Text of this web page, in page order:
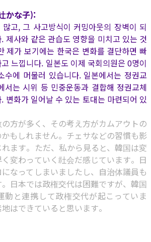
かな子):
고, 그 사고방식이 커밍아웃의 장벽이 되
제사와 같은 관습도 영향을 미치고 있는 것
제가 보기에는 한국은 변화를 결단하면 빠
느낍니다. 일본도 이제 국회의원은 0명이
수에 머물러 있습니다. 일본에서는 정권교
서는 시위 등 민중운동과 결합해 정권교체
변화가 일어날 수 있는 토대는 마련되어 있
方が多く、その考え方がカムアウトの
もしれません。チェサなどの習慣も影
ます。ただ、私から見ると、韓国は変
変わっていく社会だ感じています。日
なってしまいましたし、自治体議員も
日本では政権交代は困難ですが、韓国
動と連携して政権交代が起こっていま
はできていると思います。